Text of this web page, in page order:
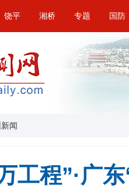
饶平 湘桥 专题 国防
闻
工程”·广